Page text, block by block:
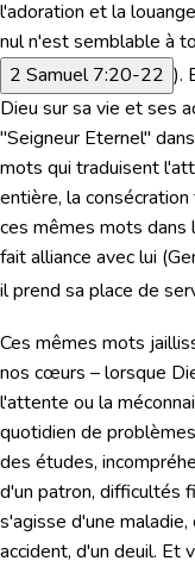
l'adoration et la
nul n'est semblable à
2 Samuel 7:20-22 ).
Dieu sur sa vie et ses
"Seigneur Eternel"
mots qui traduisent
entière, la
ces mêmes mots dans
fait alliance avec lui (
il prend sa place de
Ces mêmes mots
nos cœurs – lorsque
l'attente ou la
quotidien de
des études,
d'un patron, difficultés
s'agisse d'une
accident, d'un deuil. Et